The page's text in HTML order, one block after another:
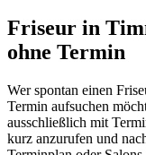
Friseur in
ohne Termin
Wer spontan einen
Termin aufsuchen
ausschließlich mit
kurz anzurufen und